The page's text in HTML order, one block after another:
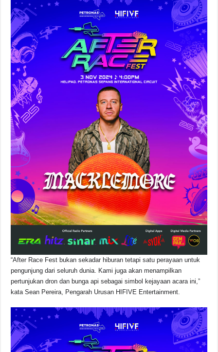
“After Race Fest bukan sekadar hiburan tetapi satu perayaan untuk
pengunjung dari seluruh dunia. Kami juga akan menampilkan
pertunjukan dron dan bunga api sebagai simbol kejayaan acara ini,”
kata Sean Pereira, Pengarah Urusan HIFIVE Entertainment.